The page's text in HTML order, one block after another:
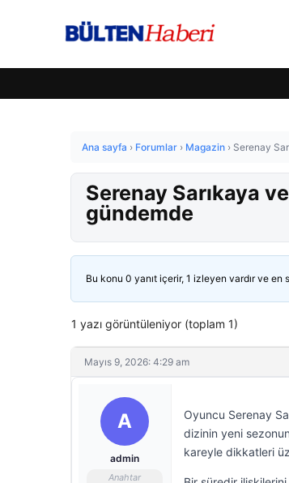
Ana sayfa › Forumlar › Magazin › Serenay
Serenay Sarıkaya
gündemde
Bu konu 0 yanıt içerir, 1 izleyen vardır ve en
1 yazı görüntüleniyor (toplam 1)
Mayıs 9, 2026: 4:29 am
A
admin
Anahtar
Oyuncu Serenay
dizinin yeni
kareyle dikkatleri